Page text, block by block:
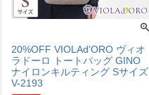
20%OFF VIOLAd'ORO ヴィオ
ラドーロ トートバッグ GINO
ナイロンキルティング Sサイズ
V-2193